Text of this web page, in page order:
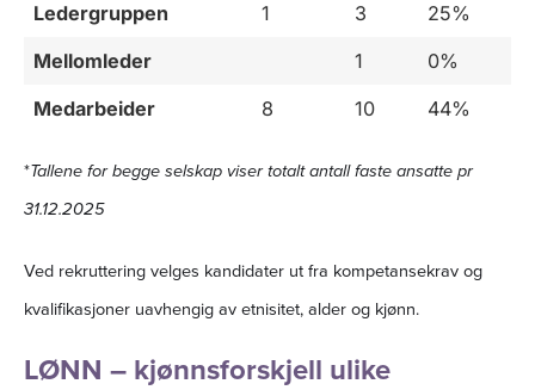
Ledergruppen
1 3
25%
Mellomleder
1
0%
Medarbeider
8 10 44%
*Tallene for begge selskap viser totalt antall faste ansatte pr
31.12.2025
Ved rekruttering velges kandidater ut fra kompetansekrav og
kvalifikasjoner uavhengig av etnisitet, alder og kjønn.
LØNN – kjønnsforskjell ulike